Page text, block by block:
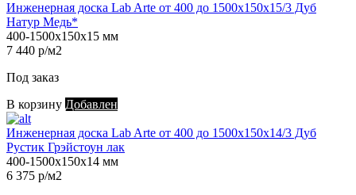
Инженерная доска Lab Arte от 400 до 1500х150х15/3 Дуб
Натур Медь*
400-1500х150х15 мм
7 440 р/м2
Под заказ
В корзину Добавлен
Инженерная доска Lab Arte от 400 до 1500х150х14/3 Дуб
Рустик Грэйстоун лак
400-1500х150х14 мм
6 375 р/м2